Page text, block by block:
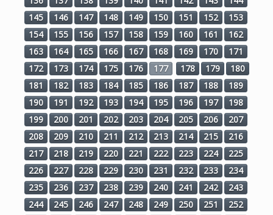
145
146 147 148 149 150 151 152
153
154
155 156 157 158 159 160 161
162
163
164 165 166 167 168 169 170
171
172
173 174 175 176 177 178 179
180
181
182 183 184 185 186 187 188
189
190
191 192 193 194 195 196 197
198
199
200 201 202 203 204 205 206
207
208
209 210 211 212 213 214 215
216
217
218 219 220 221 222 223 224
225
226
227 228 229 230 231 232 233
234
235
236 237 238 239 240 241 242
243
244
245 246 247 248 249 250 251
252